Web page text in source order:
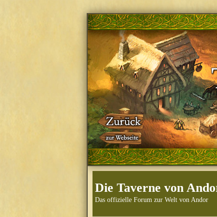
Die Taverne von
Das offizielle Forum zur Welt von Andor